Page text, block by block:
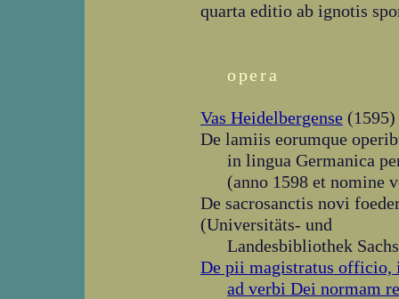
quarta editio ab ignotis
opera
Vas Heidelbergense (1595)
De lamiis eorumque
in lingua Germanica
(anno 1598 et nomine
De sacrosanctis novi
(Universitäts- und
Landesbibliothek
De pii magistratus officio,
ad verbi Dei normam